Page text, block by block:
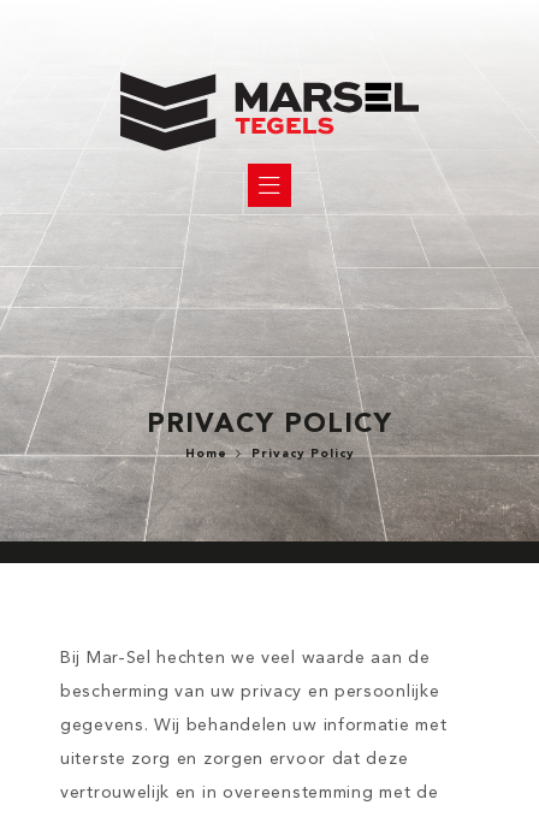
PRIVACY POLICY
Home Privacy Policy
Bij Mar-Sel hechten we veel waarde aan de
bescherming van uw privacy en persoonlijke
gegevens. Wij behandelen uw informatie met
uiterste zorg en zorgen ervoor dat deze
vertrouwelijk en in overeenstemming met de